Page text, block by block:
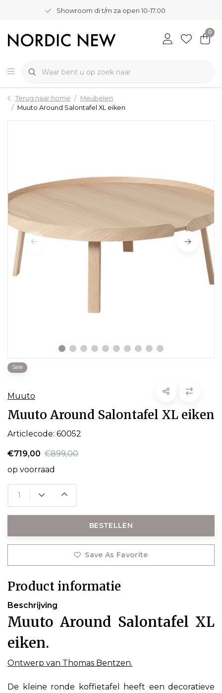
Showroom di t/m za open 10-17.00
0
Terug naar home
Meubelen
Muuto Around Salontafel XL eiken
Sale
Muuto
Muuto Around Salontafel XL eiken
Articlecode: 60052
€719,00 €899,00
op voorraad
BESTELLEN
Save As Favorite
Product informatie
Beschrijving
Muuto Around Salontafel XL
eiken.
Ontwerp van Thomas Bentzen.
De kleine ronde koffietafel heeft een decoratieve